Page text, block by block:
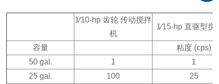
1⁄10-hp 齿轮 传动搅拌
机
1⁄15-hp 直驱型搅
容量
粘度 (cps)
50 gal.
1
1
25 gal.
100
25